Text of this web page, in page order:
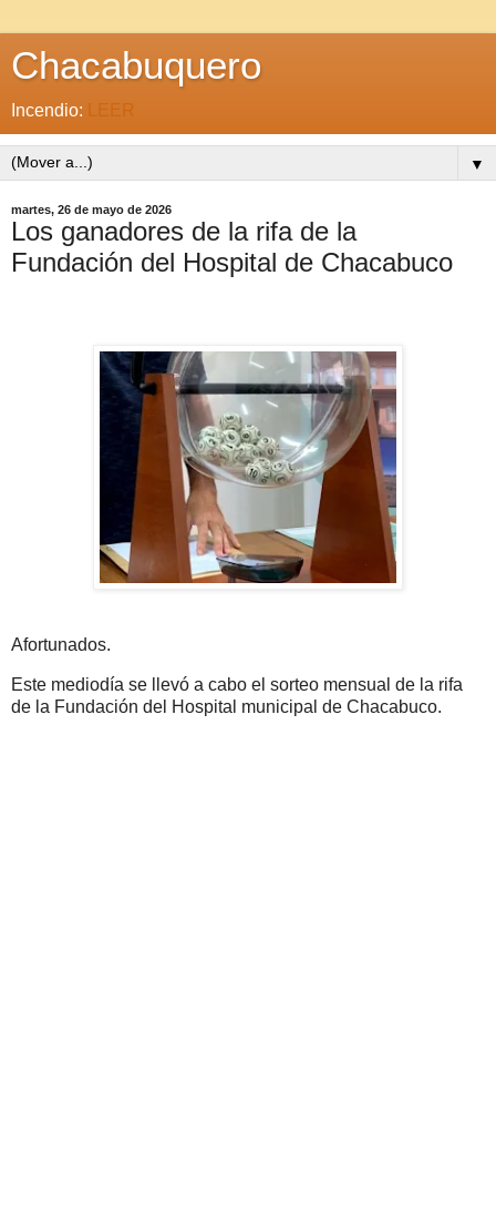
Chacabuquero
Incendio: LEER
▼
martes, 26 de mayo de 2026
Los ganadores de la rifa de la
Fundación del Hospital de Chacabuco
Afortunados.
Este mediodía se llevó a cabo el sorteo mensual de la rifa
de la Fundación del Hospital municipal de Chacabuco.